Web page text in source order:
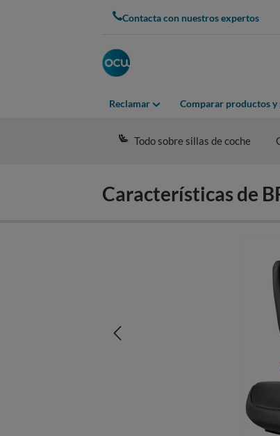
Contacta con nuestros expertos
Reclamar Comparar productos y
Todo sobre sillas de coche
Características de